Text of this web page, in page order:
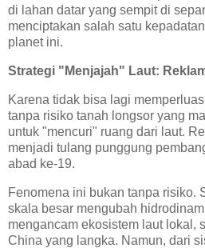
di lahan datar yang sempit di
menciptakan salah satu
planet ini.
Strategi "Menjajah" Laut:
Karena tidak bisa lagi
tanpa risiko tanah longsor yang
untuk "mencuri" ruang dari laut.
menjadi tulang punggung
abad ke-19.
Fenomena ini bukan tanpa risiko.
skala besar mengubah
mengancam ekosistem laut lokal,
China yang langka. Namun, dari